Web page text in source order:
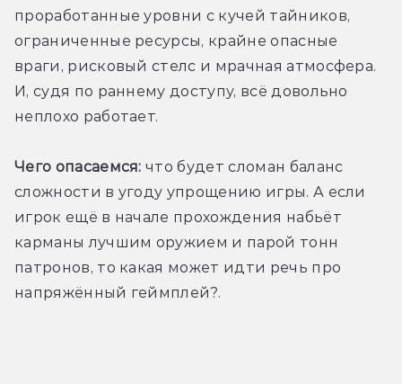
проработанные уровни с кучей тайников,
ограниченные ресурсы, крайне опасные
враги, рисковый стелс и мрачная атмосфера.
И, судя по раннему доступу, всё довольно
неплохо работает.
Чего опасаемся: что будет сломан баланс
сложности в угоду упрощению игры. А если
игрок ещё в начале прохождения набьёт
карманы лучшим оружием и парой тонн
патронов, то какая может идти речь про
напряжённый геймплей?.